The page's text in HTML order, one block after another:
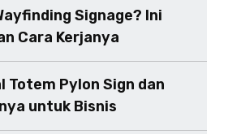
Signage? Ini
Cara Kerjanya
Totem Pylon Sign dan
untuk Bisnis